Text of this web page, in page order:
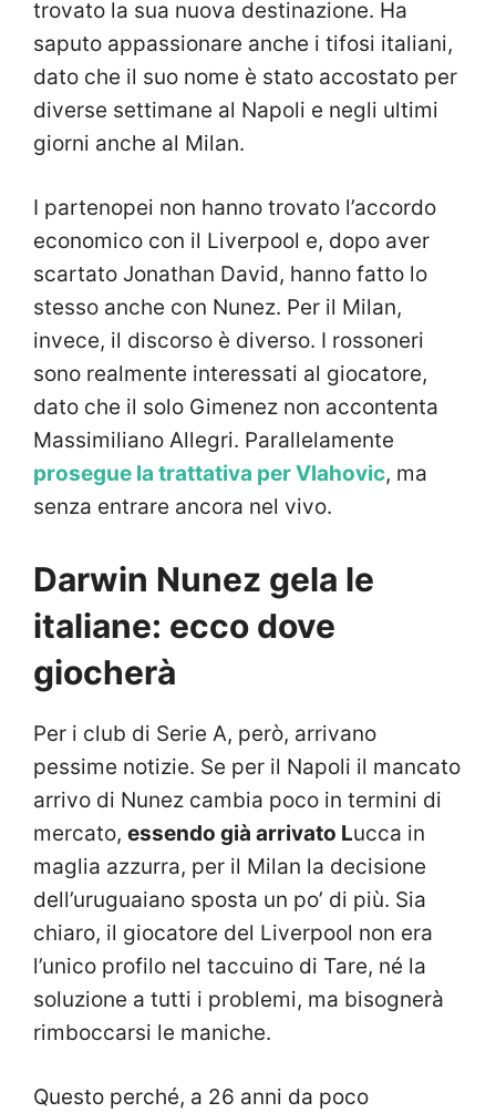
trovato la sua nuova destinazione. Ha
saputo appassionare anche i tifosi italiani,
dato che il suo nome è stato accostato per
diverse settimane al Napoli e negli ultimi
giorni anche al Milan.
I partenopei non hanno trovato l’accordo
economico con il Liverpool e, dopo aver
scartato Jonathan David, hanno fatto lo
stesso anche con Nunez. Per il Milan,
invece, il discorso è diverso. I rossoneri
sono realmente interessati al giocatore,
dato che il solo Gimenez non accontenta
Massimiliano Allegri. Parallelamente
prosegue la trattativa per Vlahovic, ma
senza entrare ancora nel vivo.
Darwin Nunez gela le
italiane: ecco dove
giocherà
Per i club di Serie A, però, arrivano
pessime notizie. Se per il Napoli il mancato
arrivo di Nunez cambia poco in termini di
mercato, essendo già arrivato Lucca in
maglia azzurra, per il Milan la decisione
dell’uruguaiano sposta un po’ di più. Sia
chiaro, il giocatore del Liverpool non era
l’unico profilo nel taccuino di Tare, né la
soluzione a tutti i problemi, ma bisognerà
rimboccarsi le maniche.
Questo perché, a 26 anni da poco